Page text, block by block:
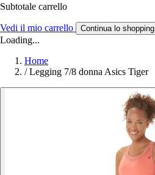
Subtotale carrello
Vedi il mio carrello Continua lo shopping
Loading...
Home
/ Legging 7/8 donna Asics Tiger